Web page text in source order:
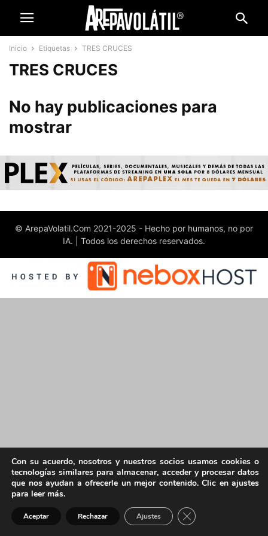
Inicio Etiquetas TRES CRUCES
TRES CRUCES
No hay publicaciones para
mostrar
© ArepaVolatil.Com 2021-2025 - Hecho por humanos, no por
IA. | Todos los derechos reservados.
Con su acuerdo, nosotros y nuestros socios usamos cookies o
tecnologías similares para almacenar, acceder y procesar datos
que nos ayudan a ofrecerle un mejor contenido. Clic en ajustes
para leer más.
Aceptar Rechazar Ajustes Cerrar el banner de